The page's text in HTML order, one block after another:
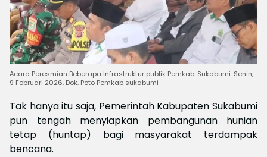
Acara Peresmian Beberapa Infrastruktur publik Pemkab. Sukabumi. Senin,
9 Februari 2026. Dok. Poto Pemkab sukabumi
Tak hanya itu saja, Pemerintah Kabupaten Sukabumi
pun tengah menyiapkan pembangunan hunian
tetap (huntap) bagi masyarakat terdampak
bencana.